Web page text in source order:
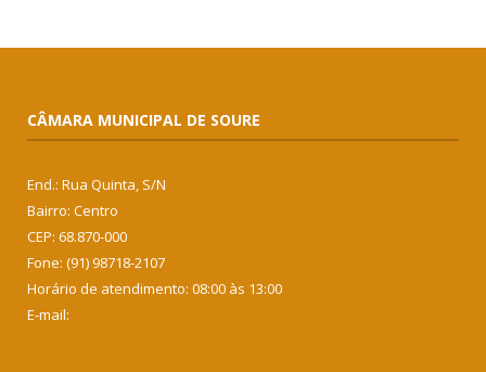
CÂMARA MUNICIPAL DE SOURE
End.: Rua Quinta, S/N
Bairro: Centro
CEP: 68.870-000
Fone: (91) 98718-2107
Horário de atendimento: 08:00 às 13:00
E-mail: